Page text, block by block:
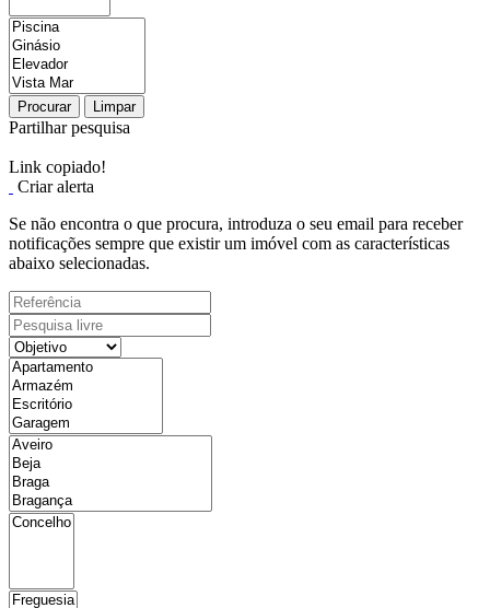
Procurar Limpar
Partilhar pesquisa
Link copiado!
Criar alerta
Se não encontra o que procura, introduza o seu email para receber
notificações sempre que existir um imóvel com as características
abaixo selecionadas.